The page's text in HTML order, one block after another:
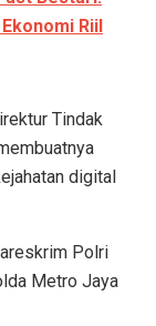
Riil
Tindak
digital
Polri
Metro Jaya